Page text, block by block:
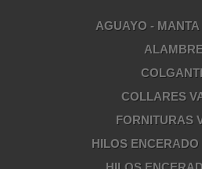
AGUAYO -
COLLARES
FORNITURAS
HILOS ENCERADO